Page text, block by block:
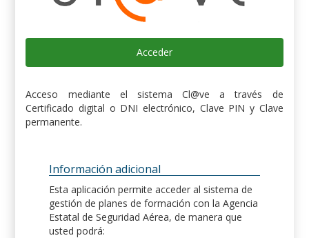
Acceder
Acceso mediante el sistema Cl@ve a través de
Certificado digital o DNI electrónico, Clave PIN y Clave
permanente.
Información adicional
Esta aplicación permite acceder al sistema de
gestión de planes de formación con la Agencia
Estatal de Seguridad Aérea, de manera que
usted podrá: